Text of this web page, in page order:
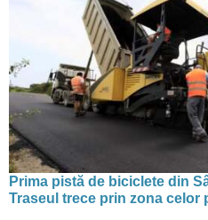
Prima pistă de biciclete din
Traseul trece prin zona celor